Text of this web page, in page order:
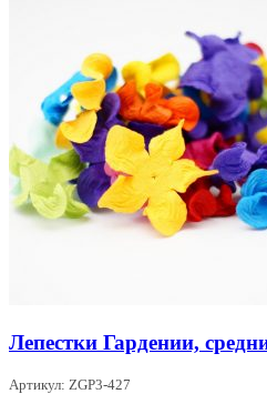
Лепестки Гардении,
Артикул: ZGP3-427